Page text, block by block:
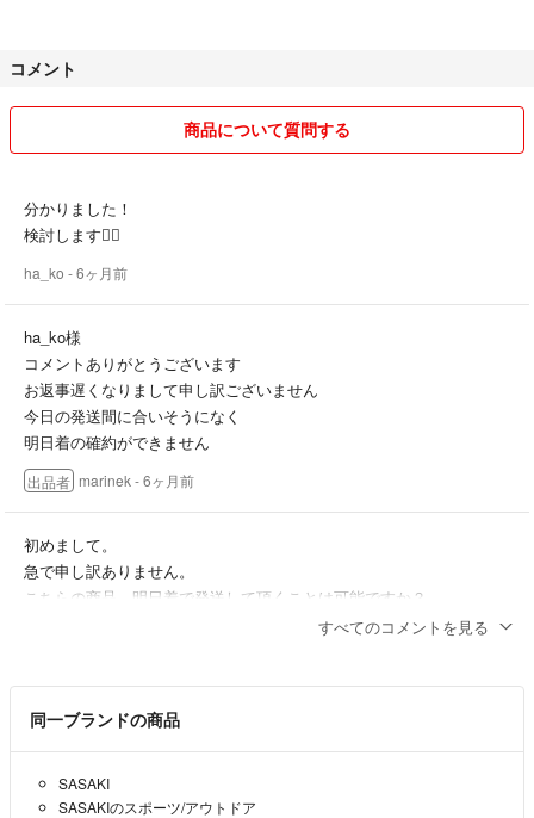
コメント
商品について質問する
分かりました！
検討します🙇‍♂️
ha_ko - 6ヶ月前
ha_ko様
コメントありがとうございます
お返事遅くなりまして申し訳ございません
今日の発送間に合いそうになく
明日着の確約ができません
出品者 marinek- 6ヶ月前
初めまして。
急で申し訳ありません。
こちらの商品、明日着で発送して頂くことは可能ですか？
すべてのコメントを見る
同一ブランドの商品
SASAKI
SASAKIのスポーツ/アウトドア